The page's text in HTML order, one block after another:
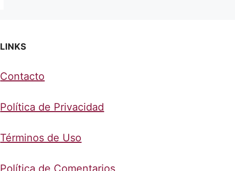
LINKS
Contacto
Política de Privacidad
Términos de Uso
Política de Comentarios